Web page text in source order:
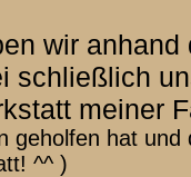
wir
schließlich
meiner
geholfen hat
^^ )